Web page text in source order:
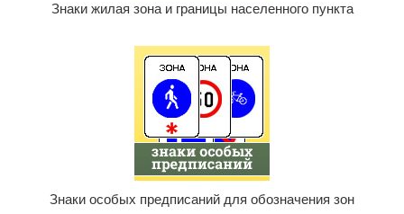
Знаки жилая зона и границы населенного пункта
Знаки особых предписаний для обозначения зон